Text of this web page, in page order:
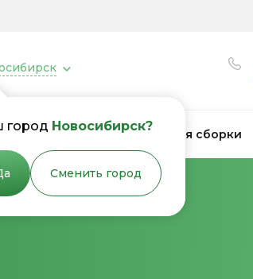
город Новосибирск?
Сменить город
теплиц Грядки для сборки